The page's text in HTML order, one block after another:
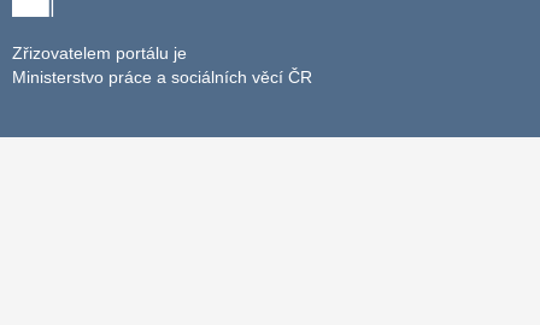
Zřizovatelem portálu je
Ministerstvo práce a sociálních věcí ČR